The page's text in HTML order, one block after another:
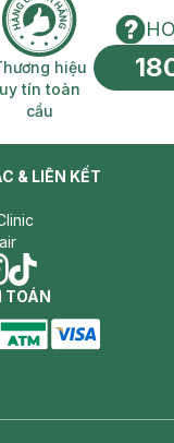
Thương hiệu uy
hiệu
uy tín toàn
cầu
& LIÊN KẾT
tiktok
TOÁN